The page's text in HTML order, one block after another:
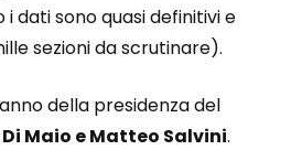
dati sono quasi definitivi e
sezioni da scrutinare).
della presidenza del
Maio e Matteo Salvini.